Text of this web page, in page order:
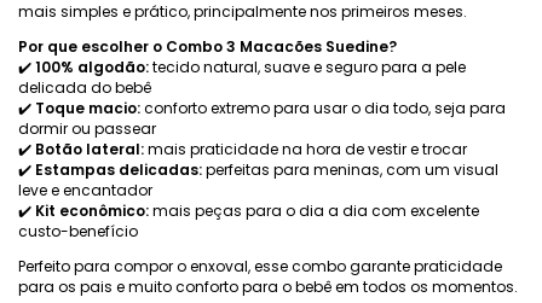
mais simples e prático, principalmente nos primeiros meses.
Por que escolher o Combo 3 Macacões Suedine?
✔️100% algodão:tecido natural, suave e seguro para a pele
delicada do bebê
✔️ Toque macio:conforto extremo para usar o dia todo, seja para
dormir ou passear
✔️ Botão lateral:mais praticidade na hora de vestir e trocar
✔️ Estampas delicadas:perfeitas para meninas, com um visual
leve e encantador
✔️ Kit econômico:mais peças para o dia a dia com excelente
custo-benefício
Perfeito para compor o enxoval, esse combo garante praticidade
para os pais e muito conforto para o bebê em todos os momentos.